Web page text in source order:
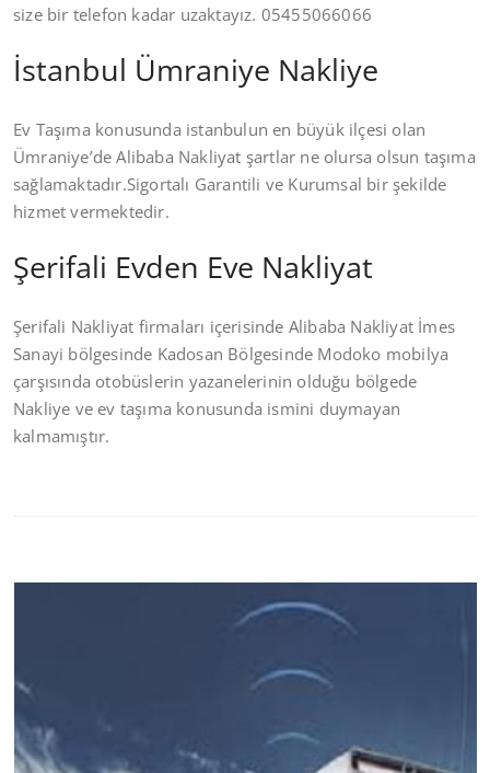
size bir telefon kadar uzaktayız. 05455066066
İstanbul Ümraniye Nakliye
Ev Taşıma konusunda istanbulun en büyük ilçesi olan
Ümraniye’de Alibaba Nakliyat şartlar ne olursa olsun taşıma
sağlamaktadır.Sigortalı Garantili ve Kurumsal bir şekilde
hizmet vermektedir.
Şerifali Evden Eve Nakliyat
Şerifali Nakliyat firmaları içerisinde Alibaba Nakliyat İmes
Sanayi bölgesinde Kadosan Bölgesinde Modoko mobilya
çarşısında otobüslerin yazanelerinin olduğu bölgede
Nakliye ve ev taşıma konusunda ismini duymayan
kalmamıştır.